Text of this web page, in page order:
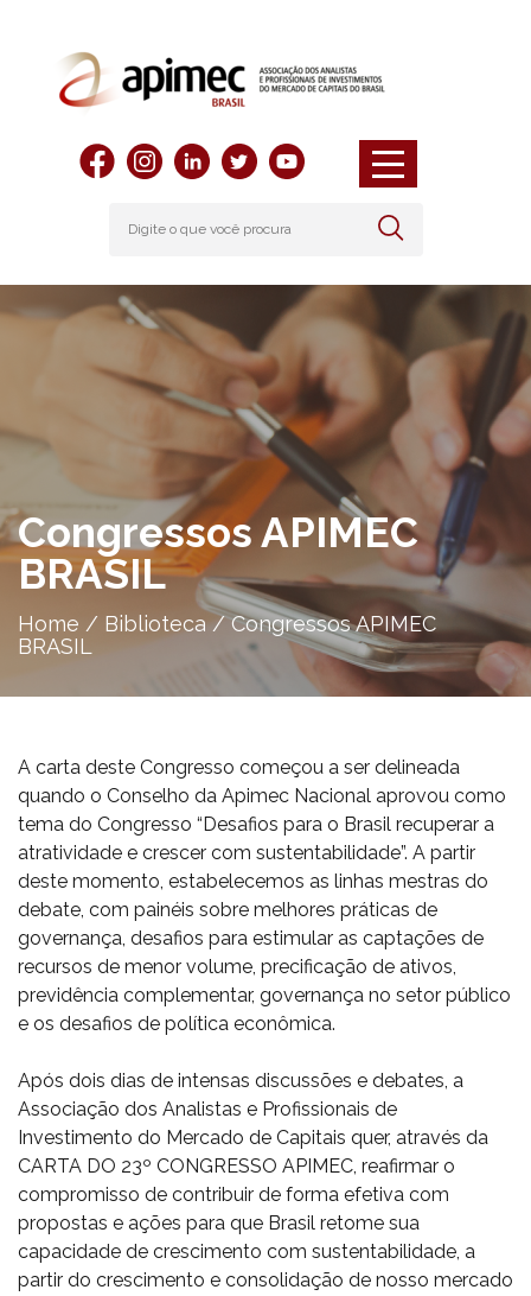
Congressos APIMEC
BRASIL
Home / Biblioteca/Congressos APIMEC
BRASIL
A carta deste Congresso começou a ser delineada
quando o Conselho da Apimec Nacional aprovou como
tema do Congresso “Desafios para o Brasil recuperar a
atratividade e crescer com sustentabilidade”. A partir
deste momento, estabelecemos as linhas mestras do
debate, com painéis sobre melhores práticas de
governança, desafios para estimular as captações de
recursos de menor volume, precificação de ativos,
previdência complementar, governança no setor público
e os desafios de política econômica.
Após dois dias de intensas discussões e debates, a
Associação dos Analistas e Profissionais de
Investimento do Mercado de Capitais quer, através da
CARTA DO 23º CONGRESSO APIMEC, reafirmar o
compromisso de contribuir de forma efetiva com
propostas e ações para que Brasil retome sua
capacidade de crescimento com sustentabilidade, a
partir do crescimento e consolidação de nosso mercado